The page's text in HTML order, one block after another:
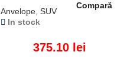
Anvelope SUV
In stock
375.10 lei
Compară